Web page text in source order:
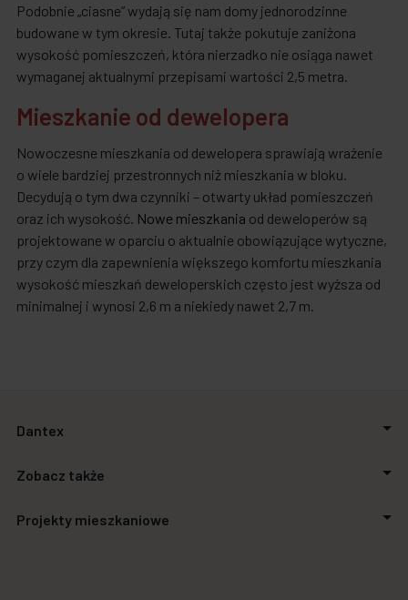
Podobnie „ciasne” wydają się nam domy jednorodzinne
budowane w tym okresie. Tutaj także pokutuje zaniżona
wysokość pomieszczeń, która nierzadko nie osiąga nawet
wymaganej aktualnymi przepisami wartości 2,5 metra.
Mieszkanie od dewelopera
Nowoczesne mieszkania od dewelopera sprawiają wrażenie
o wiele bardziej przestronnych niż mieszkania w bloku.
Decydują o tym dwa czynniki – otwarty układ pomieszczeń
oraz ich wysokość. Nowe mieszkania od deweloperów są
projektowane w oparciu o aktualnie obowiązujące wytyczne,
przy czym dla zapewnienia większego komfortu mieszkania
wysokość mieszkań deweloperskich często jest wyższa od
minimalnej i wynosi 2,6 m a niekiedy nawet 2,7 m.
Dantex
Relacje inwestorskie
Biuro prasowe
Zobacz także
Zakupimy grunty
Projekty mieszkaniowe